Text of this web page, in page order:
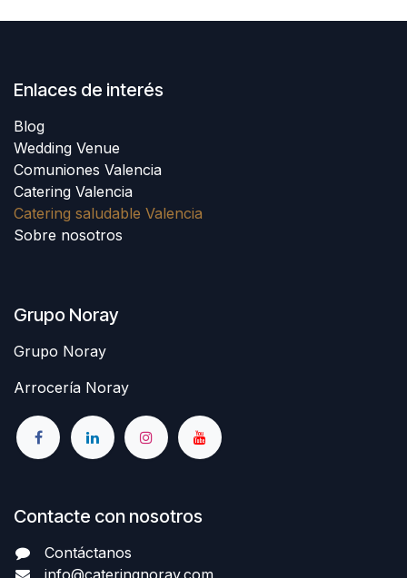
Enlaces de interés
Blog
Wedding Venue
Comuniones Valencia
Catering Valencia
Catering saludable Valencia
Sobre nosotros
Grupo Noray
Grupo Noray
Arrocería Noray
Contacte con nosotros
Contáctanos